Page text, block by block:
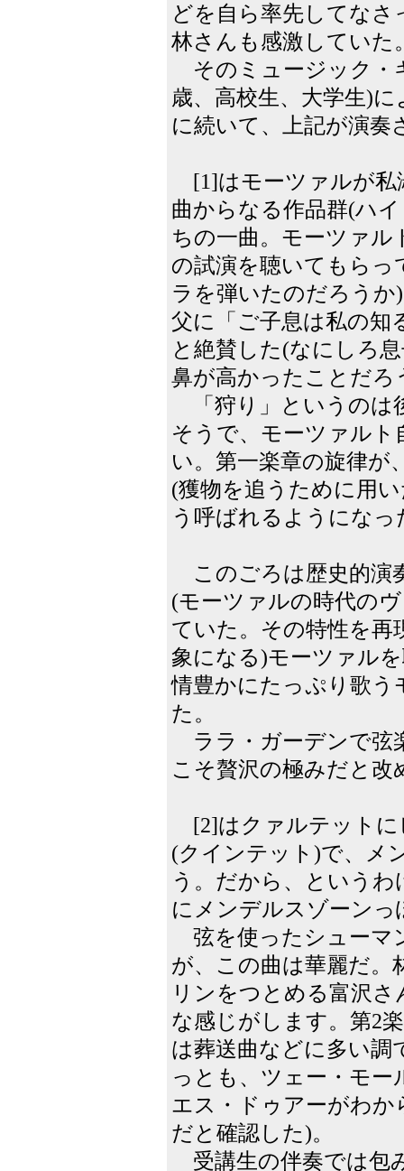
どを自ら率先してな
林さんも感激していた
そのミュージック・
歳、高校生、大学生)
に続いて、上記が演奏
[1]はモーツァルが私
曲からなる作品群(ハ
ちの一曲。モーツァ
の試演を聴いてもら
ラを弾いたのだろう
父に「ご子息は私の知
と絶賛した(なにしろ
鼻が高かったことだろ
「狩り」というのは
そうで、モーツァル
い。第一楽章の旋律が
(獲物を追うために用
う呼ばれるようになっ
このごろは歴史的演
(モーツァルの時代の
ていた。その特性を
象になる)モーツァル
情豊かにたっぷり歌
た。
ララ・ガーデンで弦
こそ贅沢の極みだと改
[2]はクァルテットに
(クインテット)で、メ
う。だから、という
にメンデルスゾーン
弦を使ったシューマ
が、この曲は華麗だ。
リンをつとめる富沢
な感じがします。第2
は葬送曲などに多い調
っとも、ツェー・モ
エス・ドゥアーがわか
だと確認した)。
受講生の伴奏では包